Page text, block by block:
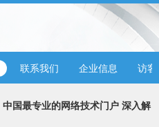
联系我们 企业信息 访客
中国最专业的网络技术门户 深入解